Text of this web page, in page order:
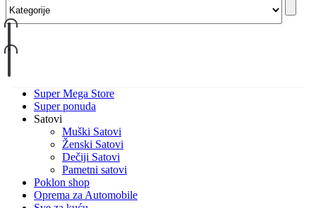
Super Mega Store
Super ponuda
Satovi
Muški Satovi
Ženski Satovi
Dečiji Satovi
Pametni satovi
Poklon shop
Oprema za Automobile